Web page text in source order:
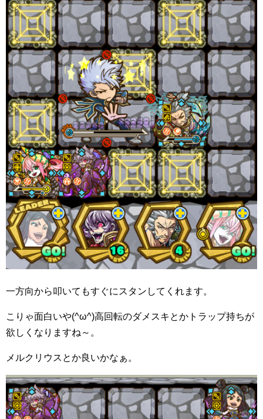
一方向から叩いてもすぐにスタンしてくれます。
こりゃ面白いや(^ω^)高回転のダメスキとかトラップ持ちが
欲しくなりますね～。
メルクリウスとか良いかなぁ。